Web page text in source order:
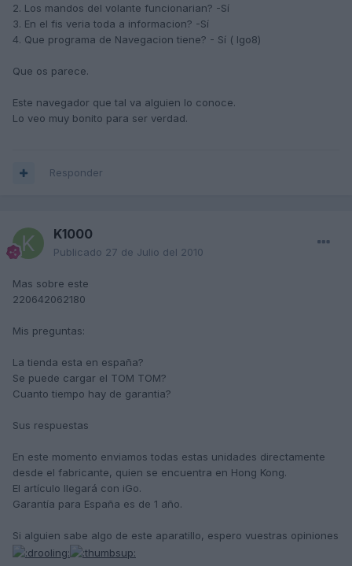
2. Los mandos del volante funcionarian? -Sí
3. En el fis veria toda a informacion? -Sí
4. Que programa de Navegacion tiene? - Sí ( Igo8)
Que os parece.
Este navegador que tal va alguien lo conoce.
Lo veo muy bonito para ser verdad.
Responder
K1000
Publicado 27 de Julio del 2010
Mas sobre este
220642062180
Mis preguntas:
La tienda esta en españa?
Se puede cargar el TOM TOM?
Cuanto tiempo hay de garantia?
Sus respuestas
En este momento enviamos todas estas unidades directamente
desde el fabricante, quien se encuentra en Hong Kong.
El artículo llegará con iGo.
Garantía para España es de 1 año.
Si alguien sabe algo de este aparatillo, espero vuestras opiniones